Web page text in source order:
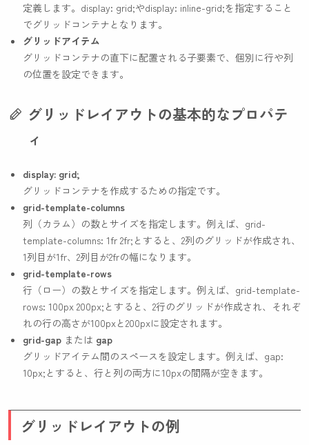
定義します。 display: grid;やdisplay: inline-grid;を指定すること
でグリッドコンテナとなります。
グリッドアイテム
グリッドコンテナの直下に配置される子要素で、個別に行や列
の位置を設定できます。
グリッドレイアウトの基本的なプロパテ
ィ
display: grid;
グリッドコンテナを作成するための指定です。
grid-template-columns
列（カラム）の数とサイズを指定します。例えば、 grid-
template-columns: 1fr 2fr; とすると、2列のグリッドが作成され、
1列目が1fr、2列目が2frの幅になります。
grid-template-rows
行（ロー）の数とサイズを指定します。例えば、 grid-template-
rows: 100px 200px; とすると、2行のグリッドが作成され、それぞ
れの行の高さが100pxと200pxに設定されます。
grid-gap または gap
グリッドアイテム間のスペースを設定します。例えば、 gap:
10px; とすると、行と列の両方に10pxの間隔が空きます。
グリッドレイアウトの例